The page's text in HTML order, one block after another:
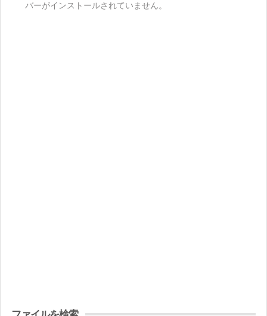
バーがインストールされていません。